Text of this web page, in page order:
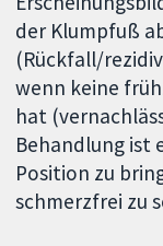
der Klumpfuß
(Rückfall/
wenn keine
hat
Behandlung ist
Position zu
schmerzfrei zu